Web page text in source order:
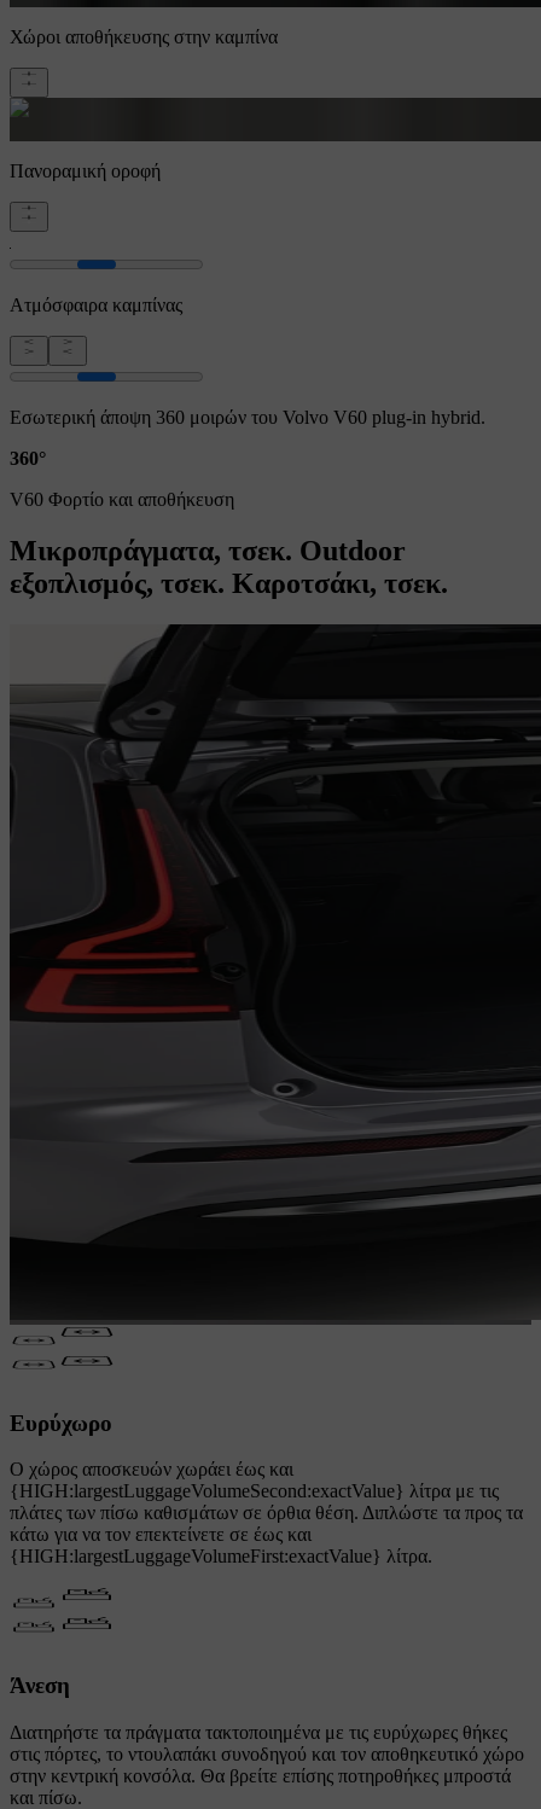
Χώροι αποθήκευσης στην καμπίνα
Πανοραμική οροφή
Ατμόσφαιρα καμπίνας
Εσωτερική άποψη 360 μοιρών του Volvo V60 plug-in hybrid.
360°
V60 Φορτίο και αποθήκευση
Μικροπράγματα, τσεκ. Outdoor
εξοπλισμός, τσεκ. Καροτσάκι, τσεκ.
Ευρύχωρο
Ο χώρος αποσκευών χωράει έως και
{HIGH:largestLuggageVolumeSecond:exactValue} λίτρα με τις
πλάτες των πίσω καθισμάτων σε όρθια θέση. Διπλώστε τα προς τα
κάτω για να τον επεκτείνετε σε έως και
{HIGH:largestLuggageVolumeFirst:exactValue} λίτρα.
Άνεση
Διατηρήστε τα πράγματα τακτοποιημένα με τις ευρύχωρες θήκες
στις πόρτες, το ντουλαπάκι συνοδηγού και τον αποθηκευτικό χώρο
στην κεντρική κονσόλα. Θα βρείτε επίσης ποτηροθήκες μπροστά
και πίσω.